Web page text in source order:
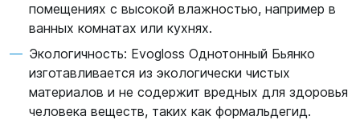
помещениях с высокой влажностью, например в
ванных комнатах или кухнях.
Экологичность: Evogloss Однотонный Бьянко
изготавливается из экологически чистых
материалов и не содержит вредных для здоровья
человека веществ, таких как формальдегид.